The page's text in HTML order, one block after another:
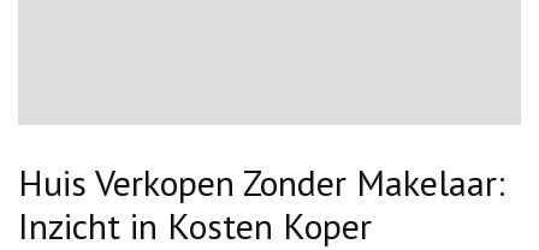
Huis Verkopen Zonder Makelaar:
Inzicht in Kosten Koper